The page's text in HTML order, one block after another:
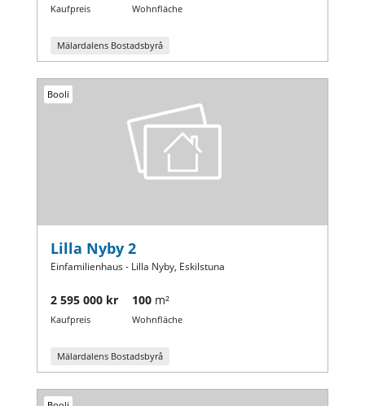
Kaufpreis Wohnfläche
Mälardalens Bostadsbyrå
Booli
Lilla Nyby 2
Einfamilienhaus - Lilla Nyby, Eskilstuna
2 595 000 kr
Kaufpreis
100 m²
Wohnfläche
Mälardalens Bostadsbyrå